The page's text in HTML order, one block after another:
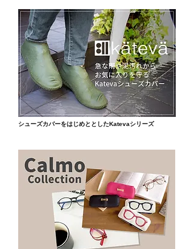
シューズカバーをはじめととしたKatevaシリーズ